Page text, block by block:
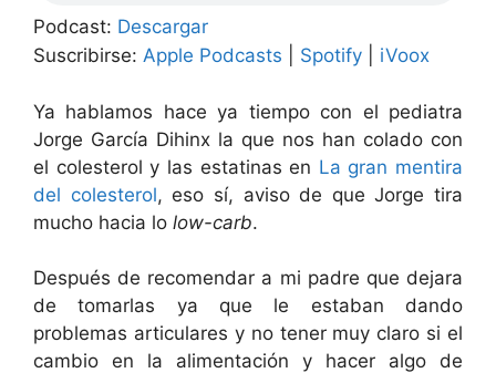
Podcast: Descargar
Suscribirse: Apple Podcasts Spotify iVoox
Ya hablamos hace ya tiempo con el pediatra
Jorge García Dihinx la que nos han colado con
el colesterol y las estatinas en La gran mentira
del colesterol, eso sí, aviso de que Jorge tira
mucho hacia lo low-carb.
Después de recomendar a mi padre que dejara
de tomarlas ya que le estaban dando
problemas articulares y no tener muy claro si el
cambio en la alimentación y hacer algo de